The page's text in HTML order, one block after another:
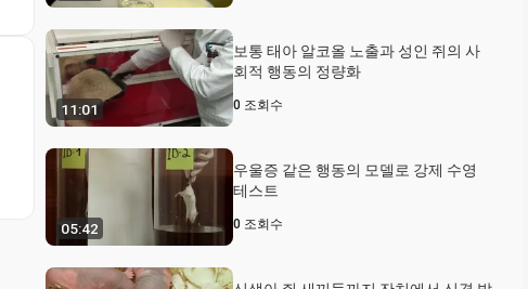
11:01
보통 태아 알코올 노출과 성인 쥐의 사
회적 행동의 정량화
0 조회수
05:42
우울증 같은 행동의 모델로 강제 수영
테스트
0 조회수